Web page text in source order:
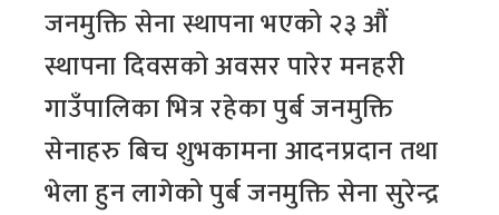
जनमुक्ति सेना स्थापना भएको २३ औं
स्थापना दिवसको अवसर पारेर मनहरी
गाउँपालिका भित्र रहेका पुर्ब जनमुक्ति
सेनाहरु बिच शुभकामना आदनप्रदान तथा
भेला हुन लागेको पुर्ब जनमुक्ति सेना सुरेन्द्र